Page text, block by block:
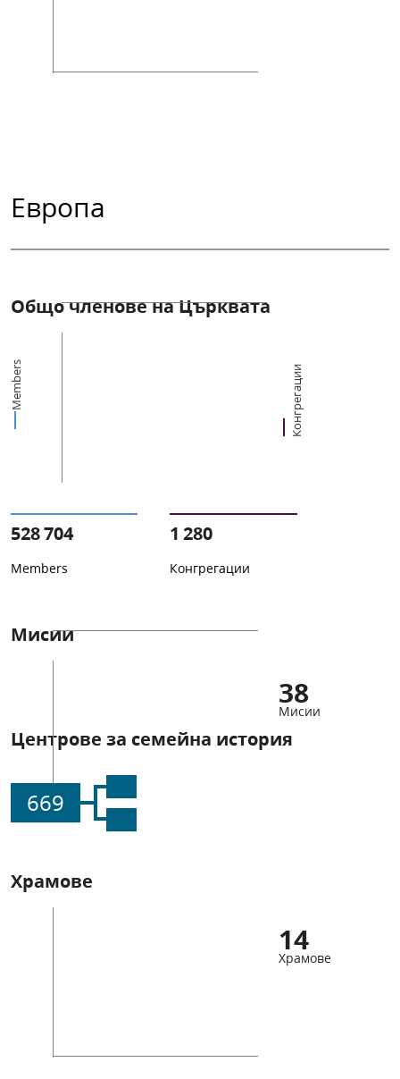
Европа
Общо членове на Църквата
Members Конгрегации
528 704
Members
1 280
Конгрегации
Мисии
38
Мисии
Центрове за семейна история
669
Храмове
14
Храмове